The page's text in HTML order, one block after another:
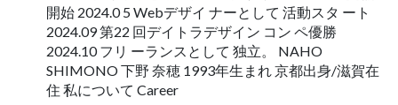
開始 2024.0 5 Webデザイ ナーとして 活動スタ ート
2024.09 第22 回デイトラデザイン コン ペ優勝
2024.10 フリ ーランスとして 独立。 NAHO
SHIMONO 下野 奈穂 1993年生まれ 京都出身/滋賀在
住 私について Career